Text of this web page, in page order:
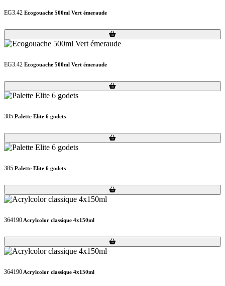
EG3.42 Ecogouache 500ml Vert émeraude
Loading...
Loading...
EG3.42 Ecogouache 500ml Vert émeraude
Loading...
Loading...
385 Palette Elite 6 godets
Loading...
Loading...
385 Palette Elite 6 godets
Loading...
Loading...
364190 Acrylcolor classique 4x150ml
Loading...
Loading...
364190 Acrylcolor classique 4x150ml